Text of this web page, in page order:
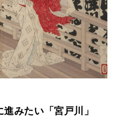
みたい「宮戸川」